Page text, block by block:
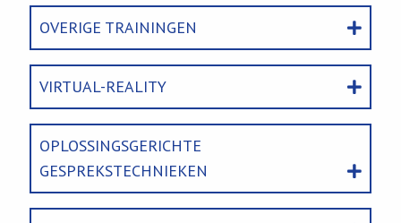
OVERIGE TRAININGEN
VIRTUAL-REALITY
OPLOSSINGSGERICHTE
GESPREKSTECHNIEKEN